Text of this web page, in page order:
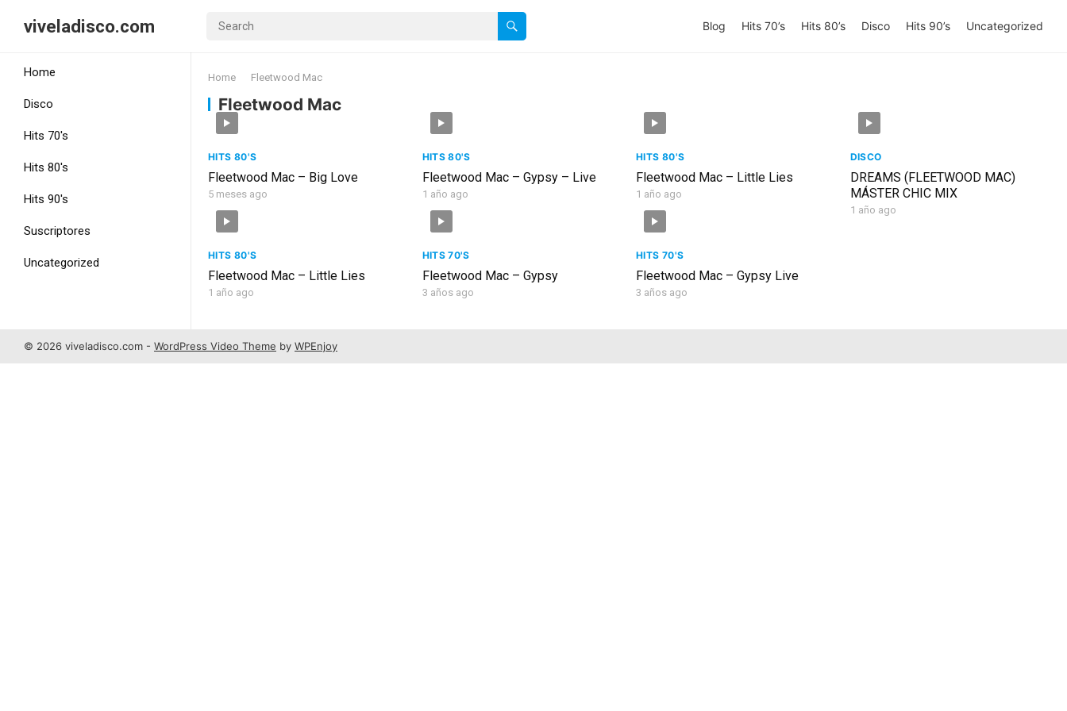
viveladisco.com Blog Hits 70’s Hits 80’s Disco Hits 90’s Uncategorized
Home
Disco
Hits 70's
Hits 80's
Hits 90's
Suscriptores
Uncategorized
Home Fleetwood Mac
Fleetwood Mac
HITS 80'S
Fleetwood Mac – Big Love
5 meses ago
HITS 80'S
Fleetwood Mac – Gypsy – Live
1 año ago
HITS 80'S
Fleetwood Mac – Little Lies
1 año ago
DISCO
DREAMS (FLEETWOOD MAC)
MÁSTER CHIC MIX
1 año ago
HITS 80'S
Fleetwood Mac – Little Lies
1 año ago
HITS 70'S
Fleetwood Mac – Gypsy
3 años ago
HITS 70'S
Fleetwood Mac – Gypsy Live
3 años ago
© 2026 viveladisco.com - WordPress Video Theme by WPEnjoy